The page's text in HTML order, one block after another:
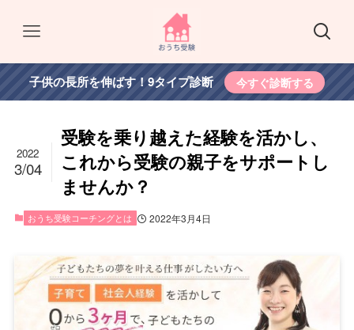
子供の長所を伸ばす！9タイプ診断 今すぐ診断する
受験を乗り越えた経験を活かし、
これから受験の親子をサポートし
ませんか？
2022
3/04
おうち受験コーチングとは 2022年3月4日